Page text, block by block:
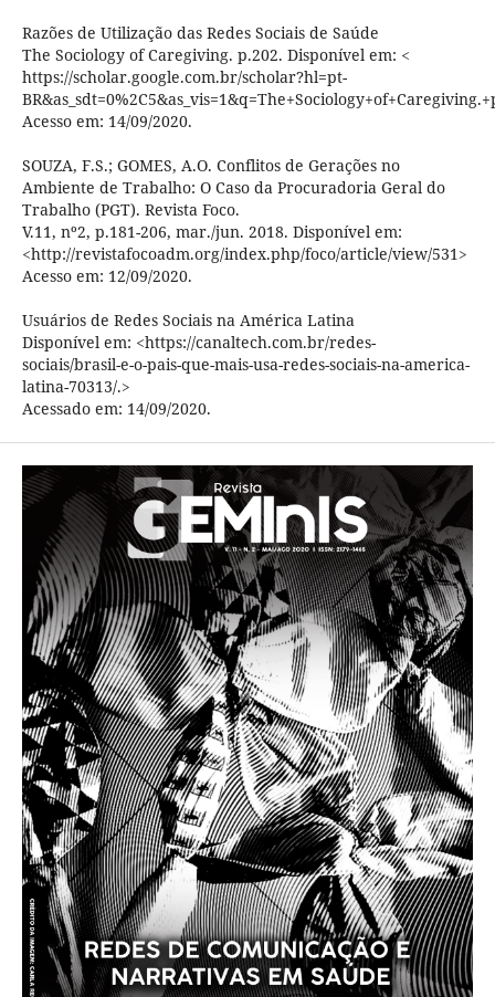
Razões de Utilização das Redes Sociais de Saúde
The Sociology of Caregiving. p.202. Disponível em: <
https://scholar.google.com.br/scholar?hl=pt-
Acesso em: 14/09/2020.
SOUZA, F.S.; GOMES, A.O. Conflitos de Gerações no
Ambiente de Trabalho: O Caso da Procuradoria Geral do
Trabalho (PGT). Revista Foco.
V.11, nº2, p.181-206, mar./jun. 2018. Disponível em:
<http://revistafocoadm.org/index.php/foco/article/view/531>
Acesso em: 12/09/2020.
Usuários de Redes Sociais na América Latina
Disponível em: <https://canaltech.com.br/redes-
sociais/brasil-e-o-pais-que-mais-usa-redes-sociais-na-america-
latina-70313/.>
Acessado em: 14/09/2020.